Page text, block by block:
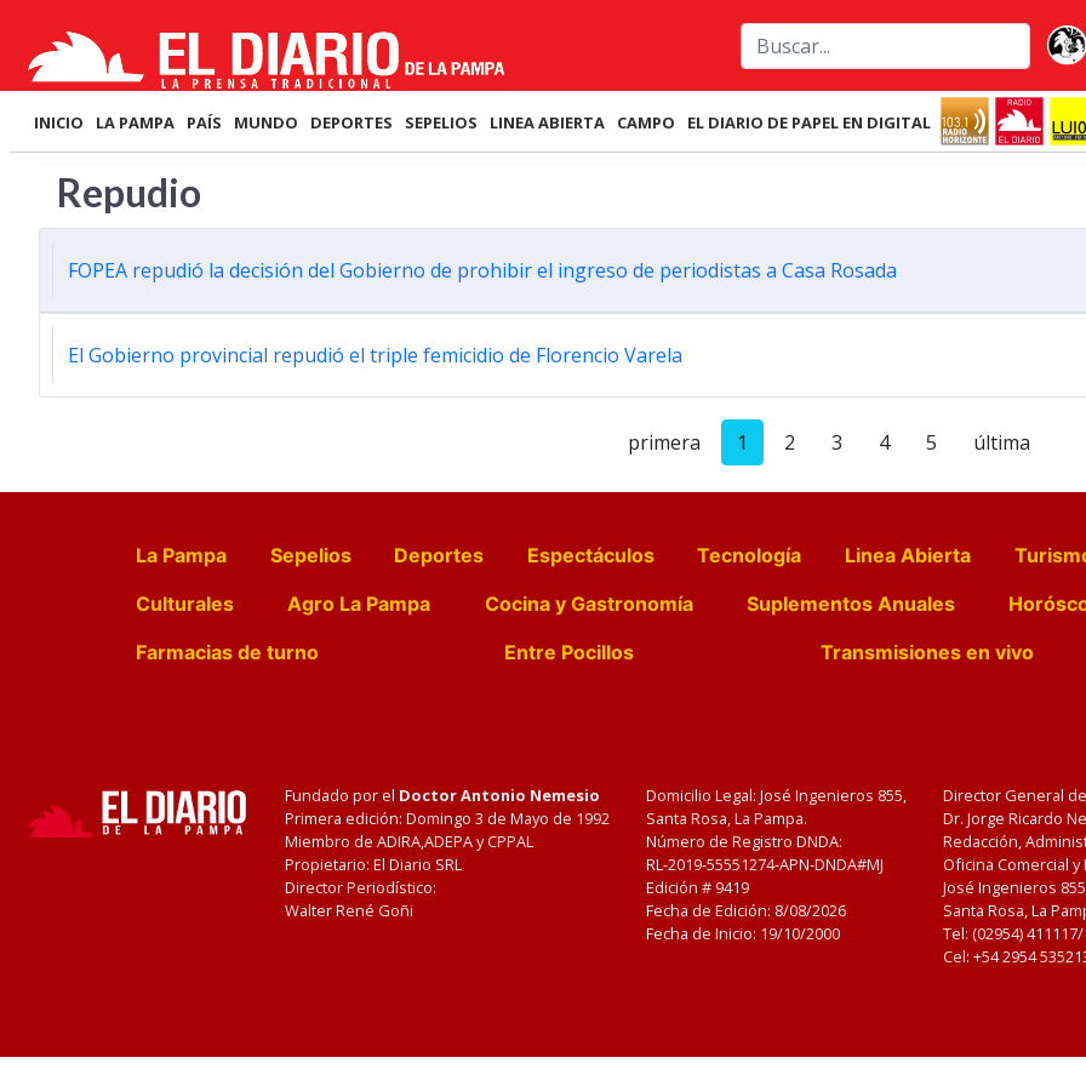
INICIO LA PAMPA PAÍS MUNDO DEPORTES SEPELIOS LINEA ABIERTA CAMPO EL DIARIO DE PAPEL EN DIGITAL
Repudio
FOPEA repudió la decisión del Gobierno de prohibir el ingreso de periodistas a Casa Rosada
El Gobierno provincial repudió el triple femicidio de Florencio Varela
primera 1 2 3 4 5 última
La Pampa Sepelios Deportes Espectáculos Tecnología Linea Abierta
Culturales
Agro La Pampa Cocina y Gastronomía Suplementos Anuales
Farmacias de turno
Entre Pocillos Transmisiones en vivo
Fundado por el Doctor Antonio Nemesio
Primera edición: Domingo 3 de Mayo de 1992
Miembro de ADIRA,ADEPA y CPPAL
Propietario: El Diario SRL
Director Periodístico:
Walter René Goñi
Domicilio Legal: José Ingenieros 855,
Santa Rosa, La Pampa.
Número de Registro DNDA:
RL-2019-55551274-APN-DNDA#MJ
Edición # 9419
Fecha de Edición: 8/08/2026
Fecha de Inicio: 19/10/2000
Director General
Dr. Jorge Ricardo
Redacción,
Oficina Comercial
José Ingenieros
Santa Rosa, La
Tel: (02954)
Cel: +54 2954